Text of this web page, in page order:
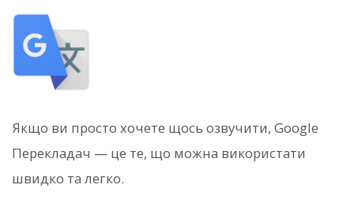
Якщо ви просто хочете щось озвучити, Google
Перекладач — це те, що можна використати
швидко та легко.